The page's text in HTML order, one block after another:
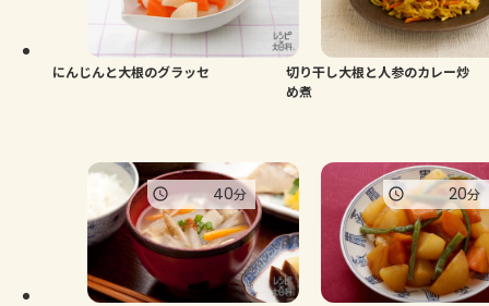
にんじんと大根のグラッセ
切り干し大根と人参のカレー炒
め煮
40分 20分